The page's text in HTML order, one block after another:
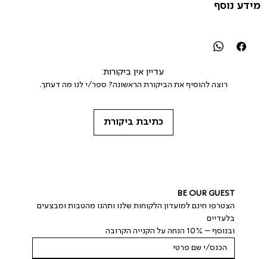
מידע נוסף
עדיין אין ביקורות
רוצה להוסיף את הביקורת הראשונה? ספר/י לנו מה דעתך.
כתיבת ביקורת
BE OUR GUEST
הצטרפו חינם למועדון הלקוחות שלנו ותהנו מהטבות ומבצעים
בלעדיים
ובנוסף – 10% הנחה על הקנייה הקרובה